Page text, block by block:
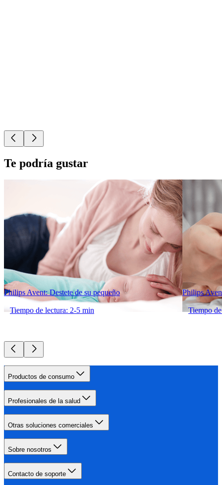
Te podría gustar
Philips Avent: Destete de su pequeño
Tiempo de lectura: 2-5 min
Philips
Tiempo
Productos de consumo
Profesionales de la salud
Otras soluciones comerciales
Sobre nosotros
Contacto de soporte